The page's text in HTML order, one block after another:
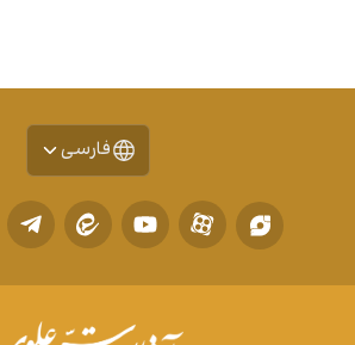
فارسی